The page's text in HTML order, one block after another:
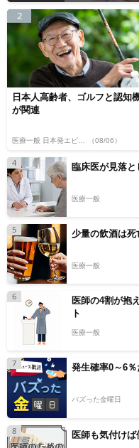
2
日本人高齢者、ゴルフと認知
が関連
（08/06）
4 臨床医が見落と
医療一般
5 少量の飲酒は
医療一般
6
医師の4割が抱
ト
医療一般
7 発生確率0～6
バズった金曜日
8 医師も気付け